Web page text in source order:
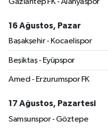
16 Ağustos, Pazar
Başakşehir - Kocaelispor
Beşiktaş - Eyüpspor
Amed - Erzurumspor FK
17 Ağustos, Pazartesi
Samsunspor - Göztepe